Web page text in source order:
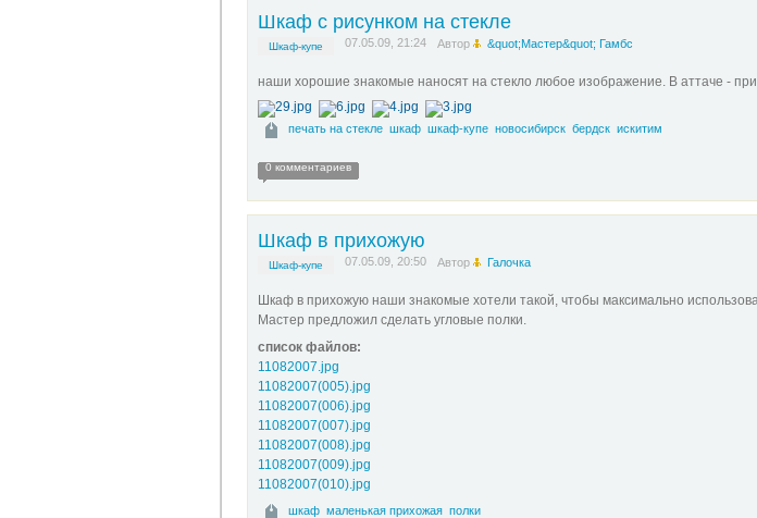
Шкаф с рисунком на стекле
Шкаф-купе 07.05.09, 21:24 Автор &quot;Мастер&quot; Гамбс
наши хорошие знакомые наносят на стекло любое изображение. В аттаче -
печать на стекле шкаф шкаф-купе новосибирск бердск искитим
0 комментариев
Шкаф в прихожую
Шкаф-купе 07.05.09, 20:50 Автор Галочка
Шкаф в прихожую наши знакомые хотели такой, чтобы максимально
Мастер предложил сделать угловые полки.
список файлов:
11082007.jpg
11082007(005).jpg
11082007(006).jpg
11082007(007).jpg
11082007(008).jpg
11082007(009).jpg
11082007(010).jpg
шкаф маленькая прихожая полки